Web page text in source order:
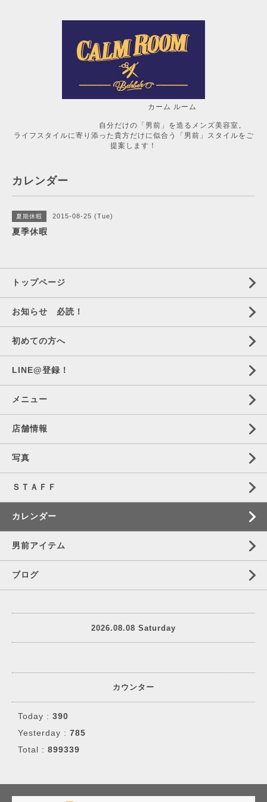
カーム ルーム
自分だけの「男前」を造るメンズ美容室。
ライフスタイルに寄り添った貴方だけに似合う「男前」スタイルをご
提案します！
カレンダー
夏期休暇 2015-08-25 (Tue)
夏季休暇
トップページ
お知らせ 必読！
初めての方へ
LINE@登録！
メニュー
店舗情報
写真
ＳＴＡＦＦ
カレンダー
男前アイテム
ブログ
2026.08.08 Saturday
カウンター
Today : 390
Yesterday : 785
Total : 899339